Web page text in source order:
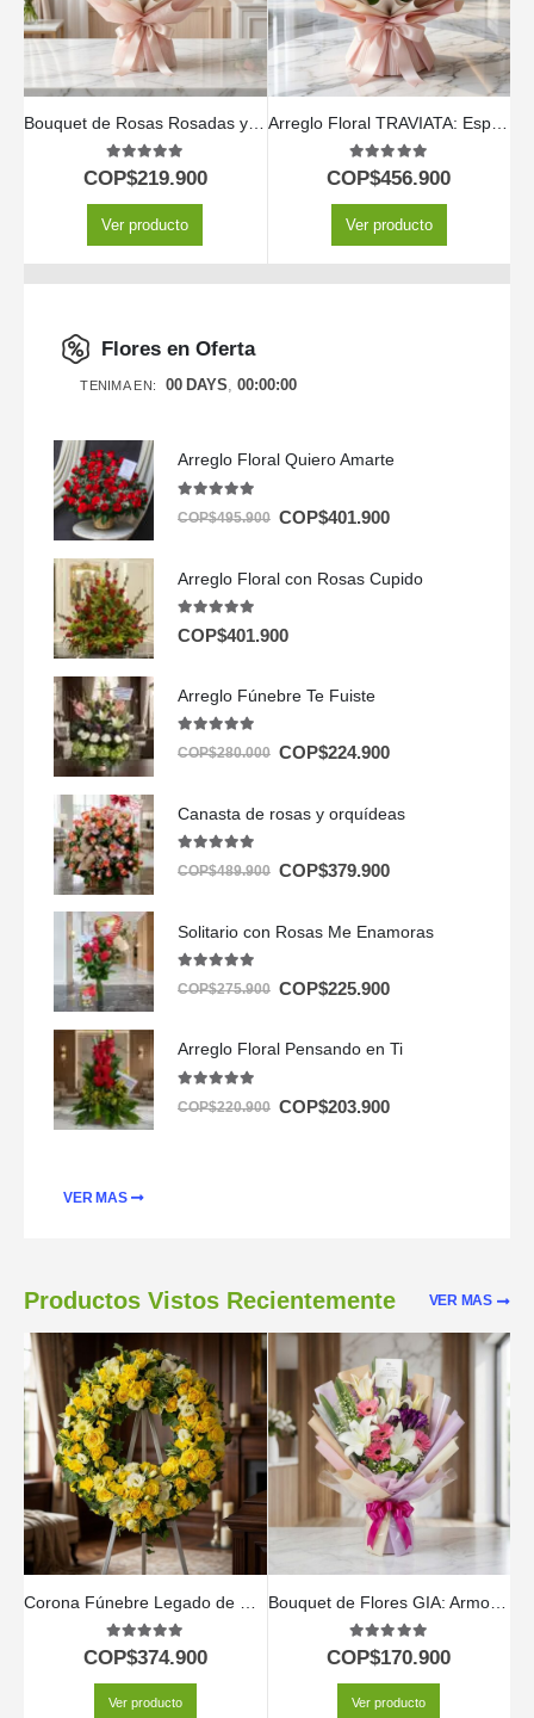
Bouquet de Rosas Rosadas y Blancas LARAINA | Arreglo Primaveral 🕊️
5.00out of 5
COP$219.900
Ver producto
Arreglo Floral TRAVIATA: Espectacular Ramo de 60 Rosas Fucsia y Rosadas 💝
5.00out of 5
COP$456.900
Ver producto
Flores en Oferta
TENIMA EN: 00 DAYS 00:00:00
Arreglo Floral Quiero Amarte
COP$495.900 COP$401.900
Arreglo Floral con Rosas Cupido
5.00out of 5
COP$401.900
Arreglo Fúnebre Te Fuiste
out of 5
COP$280.000 COP$224.900
Canasta de rosas y orquídeas
out of 5
COP$489.900 COP$379.900
Solitario con Rosas Me Enamoras
out of 5
COP$275.900 COP$225.900
Arreglo Floral Pensando en Ti
out of 5
COP$220.900 COP$203.900
VER MAS
VER MAS
Productos Vistos Recientemente
Corona Fúnebre Legado de Paz para Benjamin 🕊️
5.00out of 5
COP$374.900
Ver producto
Bouquet de Flores GIA: Armonía de Gerberas Rosadas, Lirios y Flores Moradas 🕊️
5.00out of 5
COP$170.900
Ver producto